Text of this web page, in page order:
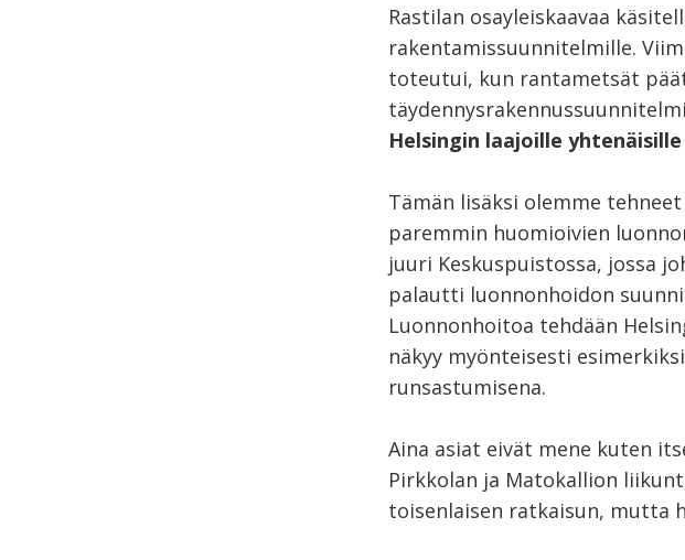
Rastilan osayleiskaavaa
rakentamissuunnitelmille.
toteutui, kun rantametsät
Helsingin laajoille
Tämän lisäksi olemme
paremmin huomioivien
juuri Keskuspuistossa, jossa
palautti luonnonhoidon
Luonnonhoitoa tehdään
näkyy myönteisesti
runsastumisena.
Aina asiat eivät mene kuten
Pirkkolan ja Matokallion
toisenlaisen ratkaisun, mutta